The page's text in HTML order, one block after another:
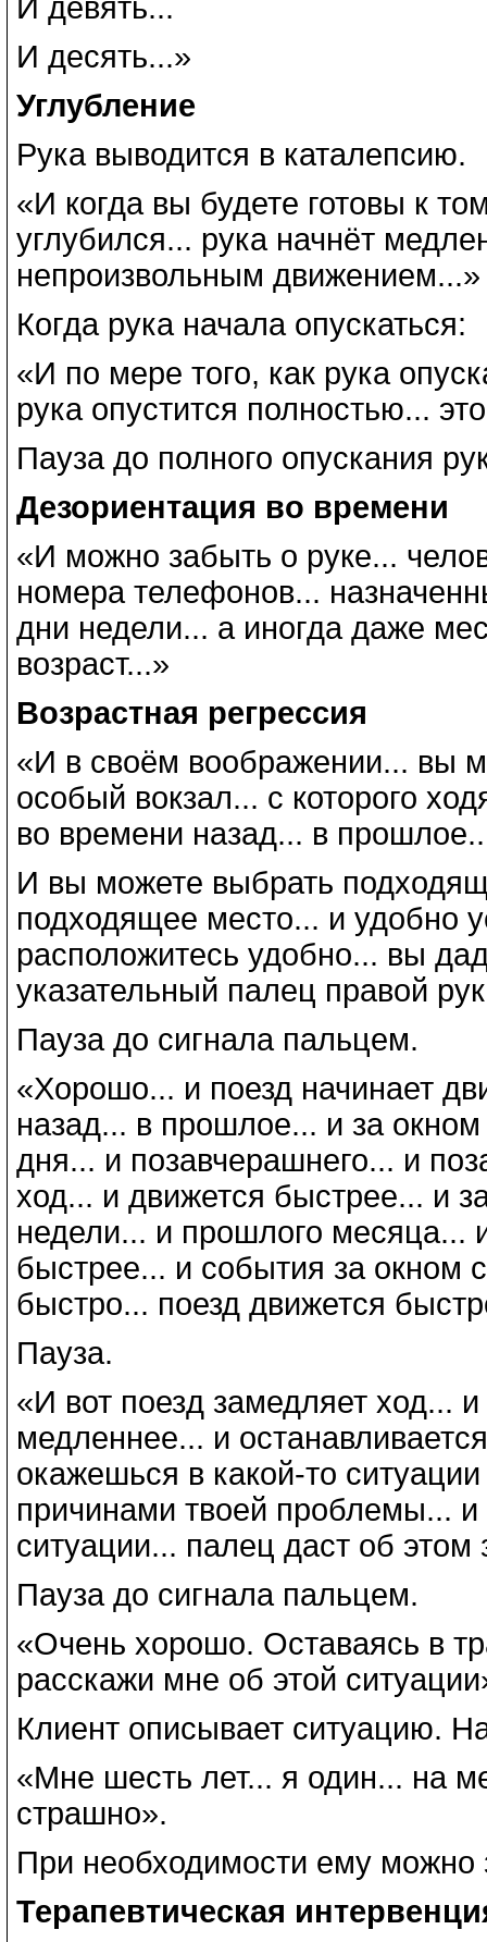
И девять...
И десять...»
Углубление
Рука выводится в каталепсию.
«И когда вы будете готовы к
углубился... рука начнёт
непроизвольным движением...»
Когда рука начала опускаться:
«И по мере того, как рука
рука опустится полностью...
Пауза до полного опускания
Дезориентация во времени
«И можно забыть о руке...
номера телефонов...
дни недели... а иногда даже
возраст...»
Возрастная регрессия
«И в своём воображении... вы
особый вокзал... с которого
во времени назад... в
И вы можете выбрать
подходящее место... и удобно
расположитесь удобно... вы
указательный палец правой
Пауза до сигнала пальцем.
«Хорошо... и поезд начинает
назад... в прошлое... и за
дня... и позавчерашнего... и
ход... и движется быстрее... и
недели... и прошлого месяца...
быстрее... и события за окном
быстро... поезд движется
Пауза.
«И вот поезд замедляет ход...
медленнее... и
окажешься в какой-то
причинами твоей проблемы...
ситуации... палец даст об этом
Пауза до сигнала пальцем.
«Очень хорошо. Оставаясь в
расскажи мне об этой
Клиент описывает ситуацию.
«Мне шесть лет... я один... на
страшно».
При необходимости ему можно
Терапевтическая